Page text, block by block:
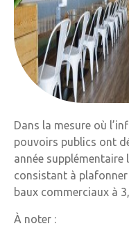
Dans la mesure où
pouvoirs publics ont
année supplémentaire
consistant à
baux commerciaux à
À noter :